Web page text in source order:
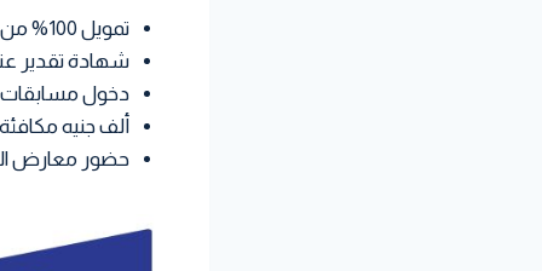
تمويل 100% من تكلفة المسار التدريبي.
شهادة تقدير
دخول مسابقات
ألف جنيه
حضور معارض